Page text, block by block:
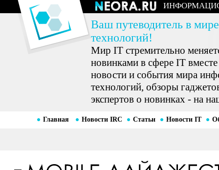
Ваш путеводитель в
технологий!
Мир IT стремительно
новинками в сфере IT
новости и события мира
технологий, обзоры
экспертов о новинках - на
Главная Новости IRC Статьи Новости IT